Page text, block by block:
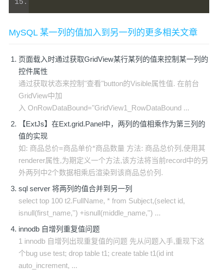
MySQL 某一列的值加入到另一列的更多相关文章
页面载入时通过获取GridView某行某列的值来控制某一列的
控件属性
通过获取状态来控制"查看"button的Visible属性值. 在前台
GridView中加
入 OnRowDataBound="GridView1_RowDataBound ...
【ExtJs】在Ext.grid.Panel中，两列的值相乘作为第三列的
值的实现
如: 商品总价=商品单价*商品数量 方法: 商品总价列,使用其
renderer属性,为期定义一个方法,该方法将当前record中的另
外两列中2个数据相乘后渲染到该商品总价列.
sql server 将两列的值合并到另一列
select top 100 t2.FullName, * from Subject,(select id,
isnull(first_name,'') +isnull(middle_name,'') ...
innodb 自增列重复值问题
1 innodb 自增列出现重复值的问题 先从问题入手,重现下这
个bug use test; drop table t1; create table t1(id int
auto_increment, ...